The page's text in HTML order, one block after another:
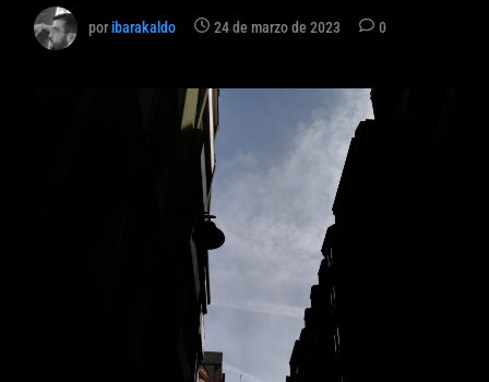
poribarakaldo 24 de marzo de 2023 0